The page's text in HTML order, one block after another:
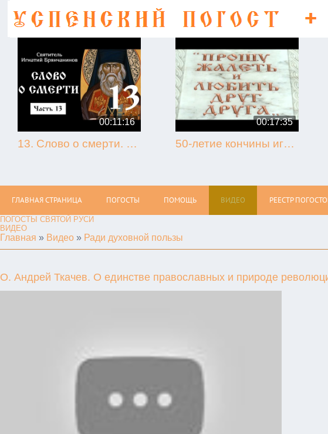
00:11:16
13. Слово о смерти. Игнатий Брянчанинов.
00:17:35
50-летие кончины игумена Никона (Воробьёва) (г. Гагарин, 2013.09.07)
ГЛАВНАЯ СТРАНИЦА ПОГОСТЫ ПОМОЩЬ ВИДЕО РЕЕСТР
ПОГОСТЫ СВЯТОЙ РУСИ
ВИДЕО
Главная » Видео » Ради духовной пользы
О. Андрей Ткачев. О единстве православных и природе